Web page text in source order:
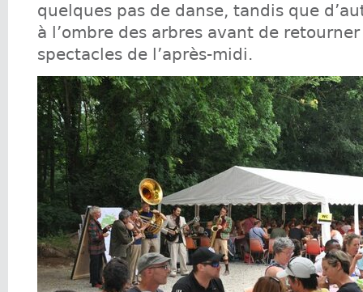
quelques pas de danse, tandis que
à l’ombre des arbres avant de
spectacles de l’après-midi.